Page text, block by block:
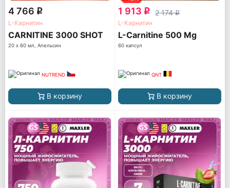
4 766 q
L-Карнитин
CARNITINE 3000 SHOT
20 х 60 мл, Апельсин
NUTREND
В корзину
1 913 q 2 174q
L-Карнитин
L-Carnitine 500 Mg
60 капсул
QNT
В корзину